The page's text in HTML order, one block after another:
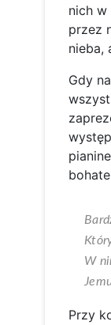
nich w
przez
nieba,
Gdy
W
Przy